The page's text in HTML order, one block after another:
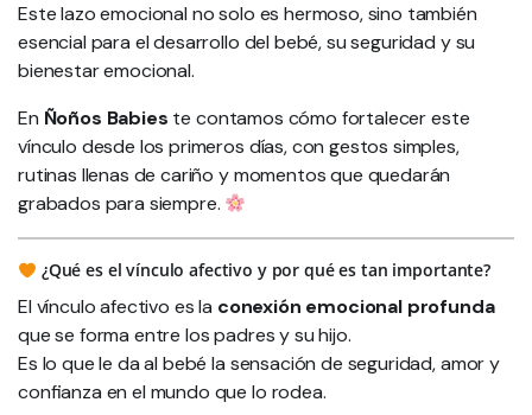
Este lazo emocional no solo es hermoso, sino también
esencial para el desarrollo del bebé, su seguridad y su
bienestar emocional.
En Ñoños Babies te contamos cómo fortalecer este
vínculo desde los primeros días, con gestos simples,
rutinas llenas de cariño y momentos que quedarán
grabados para siempre.
¿Qué es el vínculo afectivo y por qué es tan importante?
El vínculo afectivo es la conexión emocional profunda
que se forma entre los padres y su hijo.
Es lo que le da al bebé la sensación de seguridad, amor y
confianza en el mundo que lo rodea.